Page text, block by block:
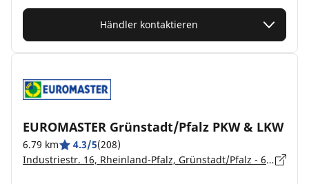
Händler kontaktieren
EUROMASTER Grünstadt/Pfalz PKW & LKW
6.79 km 4.3/5(208)
Industriestr. 16, Rheinland-Pfalz, Grünstadt/Pfalz - 67269